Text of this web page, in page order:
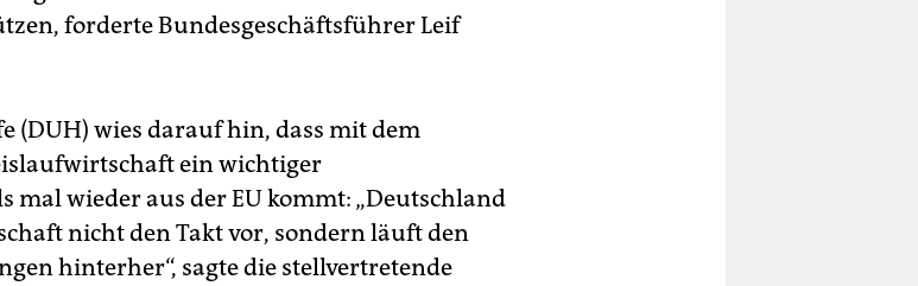
forderte Bundesgeschäftsführer Leif
(DUH) wies darauf hin, dass mit dem
ein wichtiger
wieder aus der EU kommt: „Deutschland
nicht den Takt vor, sondern läuft den
hinterher“, sagte die stellvertretende